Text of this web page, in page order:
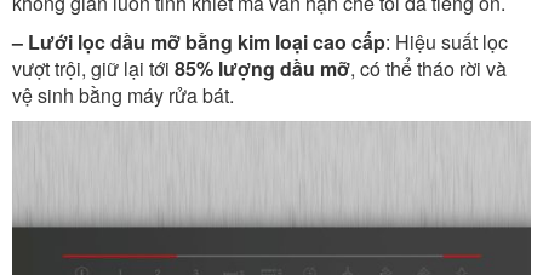
– Lưới lọc dầu mỡ bằng kim loại cao cấp: Hiệu suất lọc
vượt trội, giữ lại tới 85% lượng dầu mỡ, có thể tháo rời và
vệ sinh bằng máy rửa bát.